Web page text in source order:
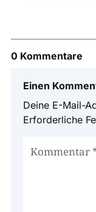
0 Kommentare
Einen
Deine E-Mail-
Erforderliche